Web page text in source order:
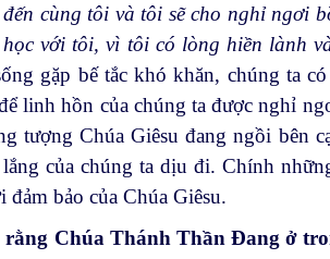
cùng tôi và tôi sẽ cho nghỉ ngơi
với tôi, vì tôi có lòng hiền lành
gặp bế tắc khó khăn, chúng ta
linh hồn của chúng ta được nghỉ
tượng Chúa Giêsu đang ngồi bên
của chúng ta dịu đi. Chính
bảo của Chúa Giêsu.
Chúa Thánh Thần Đang ở